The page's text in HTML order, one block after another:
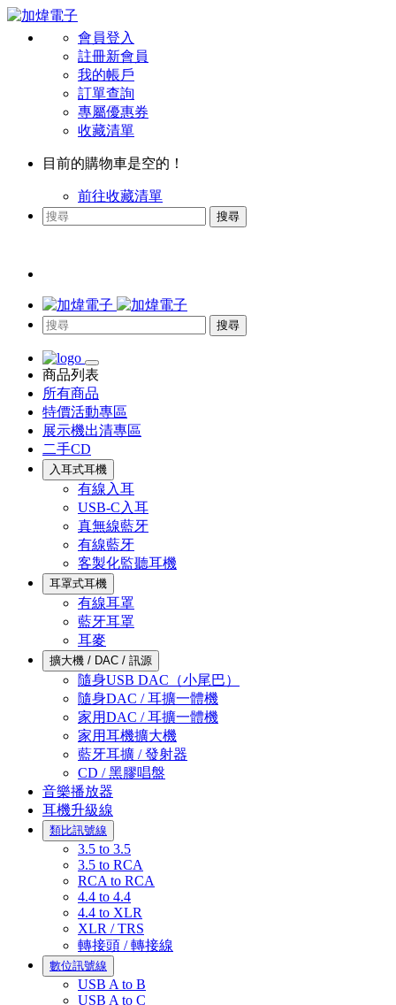
會員登入
註冊新會員
我的帳戶
訂單查詢
專屬優惠券
收藏清單
目前的購物車是空的！
前往收藏清單
搜尋
搜尋
商品列表
所有商品
特價活動專區
展示機出清專區
二手CD
入耳式耳機
有線入耳
USB-C入耳
真無線藍牙
有線藍牙
客製化監聽耳機
耳罩式耳機
有線耳罩
藍牙耳罩
耳麥
擴大機 / DAC / 訊源
隨身USB DAC（小尾巴）
隨身DAC / 耳擴一體機
家用DAC / 耳擴一體機
家用耳機擴大機
藍牙耳擴 / 發射器
CD / 黑膠唱盤
音樂播放器
耳機升級線
類比訊號線
3.5 to 3.5
3.5 to RCA
RCA to RCA
4.4 to 4.4
4.4 to XLR
XLR / TRS
轉接頭 / 轉接線
數位訊號線
USB A to B
USB A to C